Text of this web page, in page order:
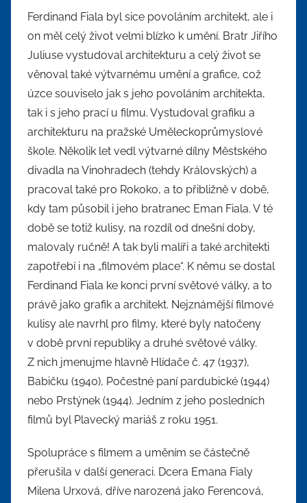
Ferdinand Fiala byl sice povoláním architekt, ale i
on měl celý život velmi blízko k umění. Bratr Jiřího
Juliuse vystudoval architekturu a celý život se
věnoval také výtvarnému umění a grafice, což
úzce souviselo jak s jeho povoláním architekta,
tak i s jeho prací u filmu. Vystudoval grafiku a
architekturu na pražské Uměleckoprůmyslové
škole. Několik let vedl výtvarné dílny Městského
divadla na Vinohradech (tehdy Královských) a
pracoval také pro Rokoko, a to přibližně v době,
kdy tam působil i jeho bratranec Eman Fiala. V té
době se totiž kulisy, na rozdíl od dnešní doby,
malovaly ručně! A tak byli malíři a také architekti
zapotřebí i na „filmovém place“. K němu se dostal
Ferdinand Fiala ke konci první světové války, a to
právě jako grafik a architekt. Nejznámější filmové
kulisy ale navrhl pro filmy, které byly natočeny
v době první republiky a druhé světové války.
Z nich jmenujme hlavně Hlídače č. 47 (1937),
Babičku (1940), Počestné paní pardubické (1944)
nebo Prstýnek (1944). Jedním z jeho posledních
filmů byl Plavecký mariáš z roku 1951.
Spolupráce s filmem a uměním se částečně
přerušila v další generaci. Dcera Emana Fialy
Milena Urxová, dříve narozená jako Ferencová,